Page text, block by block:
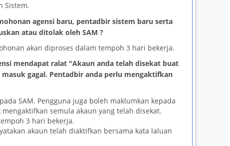
Sistem.
agensi baru, pentadbir sistem baru serta
atau ditolak oleh SAM ?
akan diproses dalam tempoh 3 hari bekerja.
mendapat ralat "Akaun anda telah disekat buat
gagal. Pentadbir anda perlu mengaktifkan
SAM. Pengguna juga boleh maklumkan kepada
mengaktifkan semula akaun yang telah disekat.
3 hari bekerja.
akaun telah diaktifkan bersama kata laluan